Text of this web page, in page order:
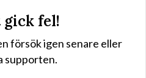
gick fel!
försök igen senare eller
supporten.